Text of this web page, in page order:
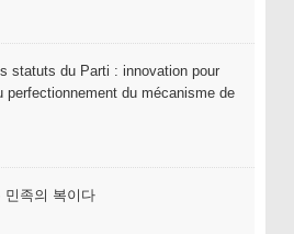
statuts du Parti : innovation pour
perfectionnement du mécanisme de
민족의 복이다